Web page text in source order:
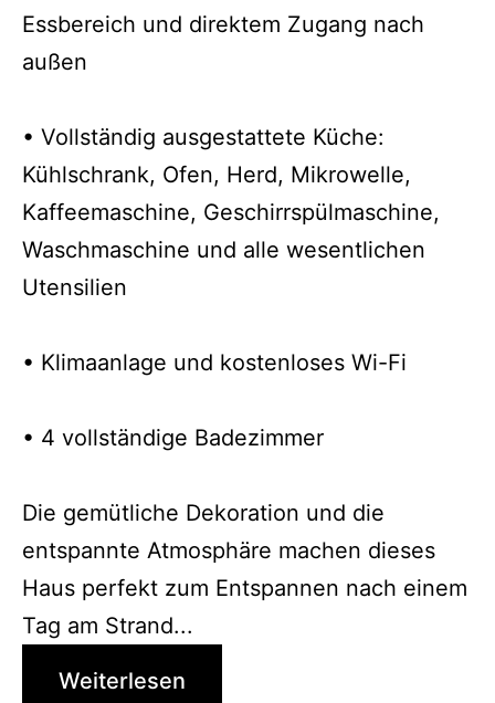
Essbereich und direktem Zugang nach
außen
• Vollständig ausgestattete Küche:
Kühlschrank, Ofen, Herd, Mikrowelle,
Kaffeemaschine, Geschirrspülmaschine,
Waschmaschine und alle wesentlichen
Utensilien
• Klimaanlage und kostenloses Wi-Fi
• 4 vollständige Badezimmer
Die gemütliche Dekoration und die
entspannte Atmosphäre machen dieses
Haus perfekt zum Entspannen nach einem
Tag am Strand...
Weiterlesen